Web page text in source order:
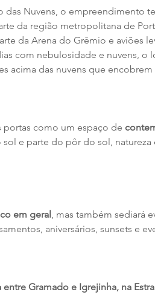
das Nuvens, o empreendimento
da região metropolitana de
da Arena do Grêmio e aviões
com nebulosidade e nuvens, o
acima das nuvens que encobrem
portas como um espaço de
sol e parte do pôr do sol,
em geral, mas também sediará
aniversários, sunsets e
Gramado e Igrejinha, na